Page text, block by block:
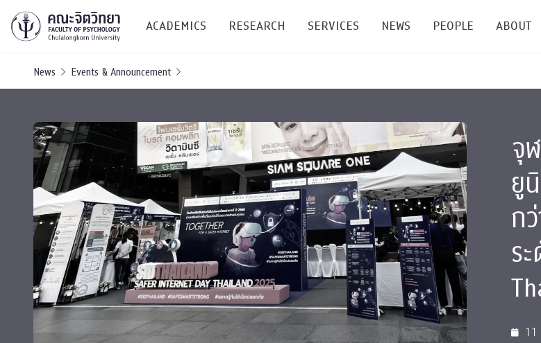
ACADEMICS
Undergraduate
Bachelor of Science
(B.Sc.)
Graduate
Master's and PhD
Current Students
RESEARCH
Resources & Facilities
Research Publications
Conference
International Conference & Symposium
TICP 2023
SSBW Activities
Grants and Awards
SERVICES
Academic Service
PSY Stats Clinic
Wellness Center
Psychological Center for Effective
Life Di
CU Radio
NEWS
Events & Announcement
Lectures & Talks
Workshops
Jobs
PEOPLE
Staffs
Post-docs
Management
ABOUT
เชิด
News Events & Announcement
จุ
ยู
ก
ร